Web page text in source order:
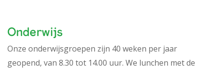
Onderwijs
Onze onderwijsgroepen zijn 40 weken per jaar
geopend, van 8.30 tot 14.00 uur. We lunchen met de